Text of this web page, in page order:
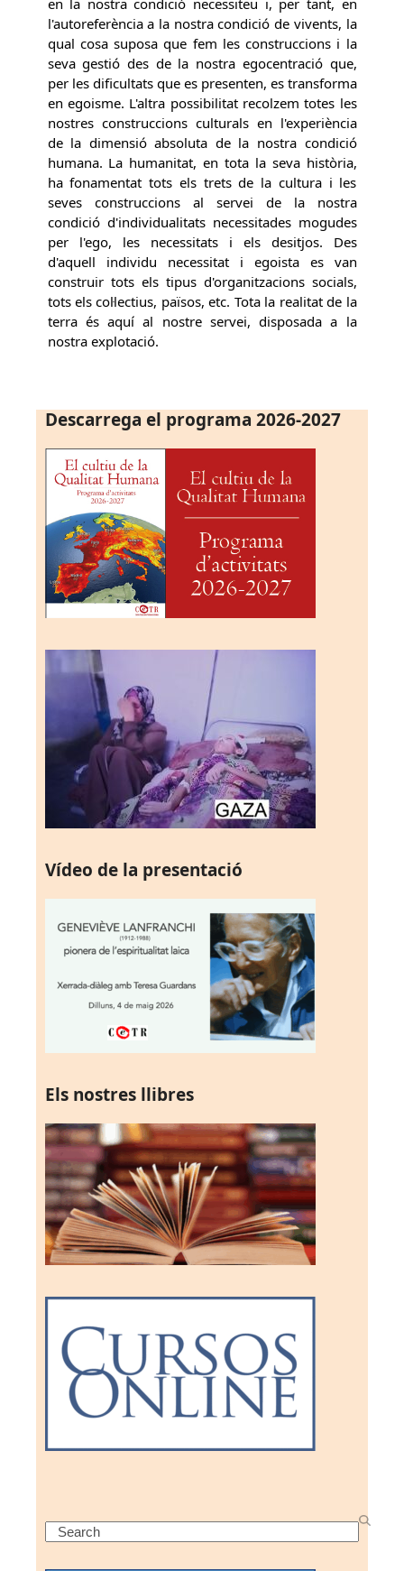
en la nostra condició necessiteu i, per tant, en
l'autoreferència a la nostra condició de vivents, la
qual cosa suposa que fem les construccions i la
seva gestió des de la nostra egocentració que,
per les dificultats que es presenten, es transforma
en egoisme. L'altra possibilitat recolzem totes les
nostres construccions culturals en l'experiència
de la dimensió absoluta de la nostra condició
humana. La humanitat, en tota la seva història,
ha fonamentat tots els trets de la cultura i les
seves construccions al servei de la nostra
condició d'individualitats necessitades mogudes
per l'ego, les necessitats i els desitjos. Des
d'aquell individu necessitat i egoista es van
construir tots els tipus d'organitzacions socials,
tots els col·lectius, països, etc. Tota la realitat de la
terra és aquí al nostre servei, disposada a la
nostra explotació.
Descarrega el programa 2026-2027
Vídeo de la presentació
Els nostres llibres
Search